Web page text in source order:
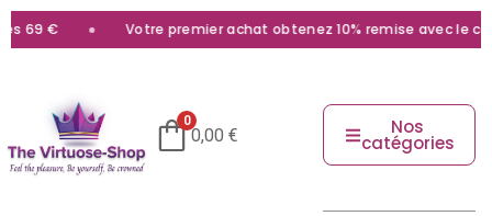
Votre premier achat obtenez 10% remise avec le code
0
0,00 € Nos
catégories